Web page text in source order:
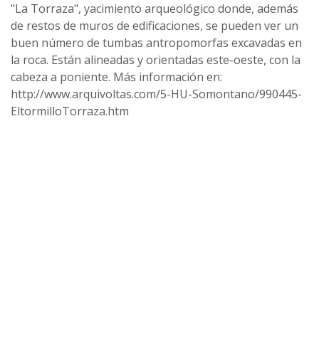
"La Torraza", yacimiento arqueológico donde, además
de restos de muros de edificaciones, se pueden ver un
buen número de tumbas antropomorfas excavadas en
la roca. Están alineadas y orientadas este-oeste, con la
cabeza a poniente. Más información en:
http://www.arquivoltas.com/5-HU-Somontano/990445-
EltormilloTorraza.htm